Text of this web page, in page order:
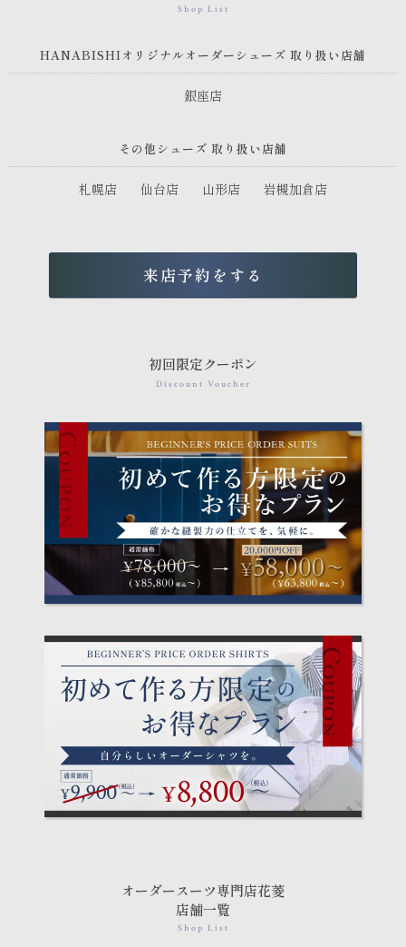
Shop List
HANABISHIオリジナルオーダーシューズ 取り扱い店舗
銀座店
その他シューズ 取り扱い店舗
札幌店 仙台店 山形店 岩槻加倉店
来店予約をする
初回限定クーポン
Discount Voucher
オーダースーツ専門店花菱
店舗一覧
Shop List